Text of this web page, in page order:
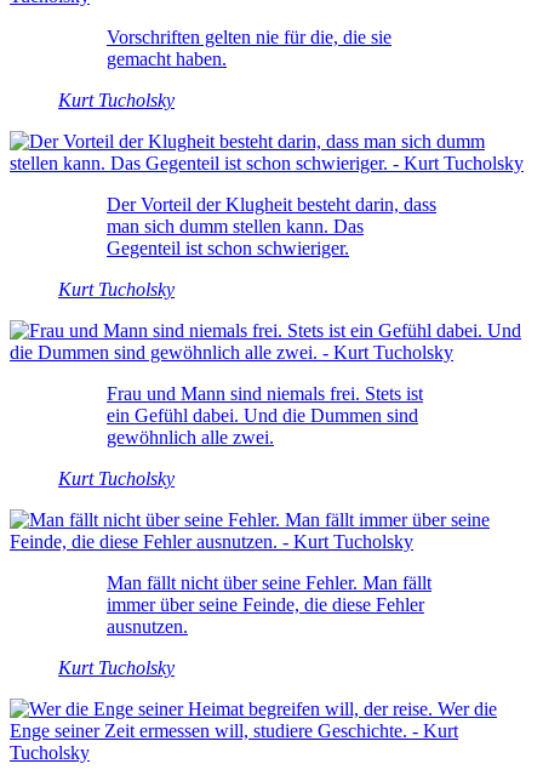
Vorschriften gelten nie für die, die sie
gemacht haben.
Kurt Tucholsky
Der Vorteil der Klugheit besteht darin, dass
man sich dumm stellen kann. Das
Gegenteil ist schon schwieriger.
Kurt Tucholsky
Frau und Mann sind niemals frei. Stets ist
ein Gefühl dabei. Und die Dummen sind
gewöhnlich alle zwei.
Kurt Tucholsky
Man fällt nicht über seine Fehler. Man fällt
immer über seine Feinde, die diese Fehler
ausnutzen.
Kurt Tucholsky